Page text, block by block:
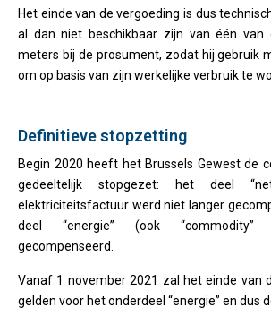
Het einde van de vergoeding is dus
al dan niet beschikbaar zijn van één van
meters bij de prosument, zodat hij gebruik
om op basis van zijn werkelijke verbruik te
Definitieve stopzetting
Begin 2020 heeft het Brussels Gewest de
gedeeltelijk stopgezet: het deel
elektriciteitsfactuur werd niet langer
deel “energie” (ook “commodity”
gecompenseerd.
Vanaf 1 november 2021 zal het einde van
gelden voor het onderdeel “energie” en dus